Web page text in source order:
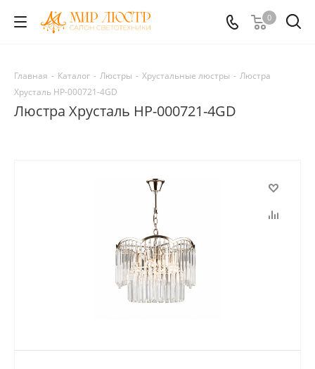
0
Главная - Каталог - Люстры - Хрустальные люстры - Люстра
Хрусталь HP-000721-4GD
Люстра Хрусталь HP-000721-4GD